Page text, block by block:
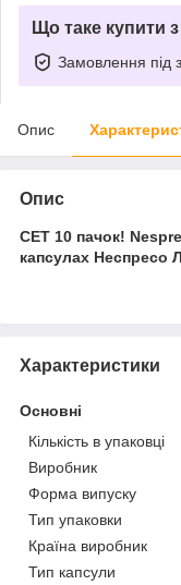
Що таке купити
Замовлення під
Опис
Опис
СЕТ 10 пачок!
капсулах Неспресо
Характеристики
Основні
Кількість в упаковці
Виробник
Форма випуску
Тип упаковки
Країна виробник
Тип капсули